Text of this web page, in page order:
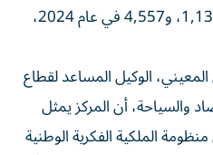
المحجوبة في عام 2023 بلغ 1,132، و4,557 في عام 2024،
الوكيل المساعد لقطاع
والسياحة، أن المركز يمثل
الملكية الفكرية الوطنية